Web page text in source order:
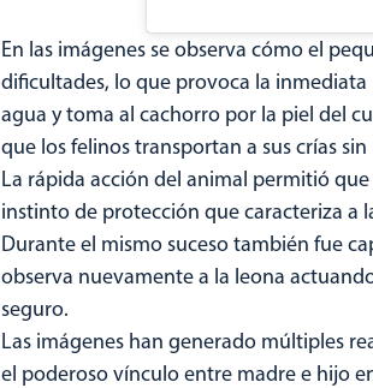
En las imágenes se observa cómo el
dificultades, lo que provoca la inmediata
agua y toma al cachorro por la piel del
que los felinos transportan a sus crías sin
La rápida acción del animal permitió
instinto de protección que caracteriza a
Durante el mismo suceso también fue
observa nuevamente a la leona
seguro.
Las imágenes han generado múltiples
el poderoso vínculo entre madre e hijo